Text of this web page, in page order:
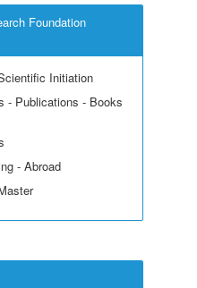
Foundation
Initiation
- Publications - Books
- Abroad